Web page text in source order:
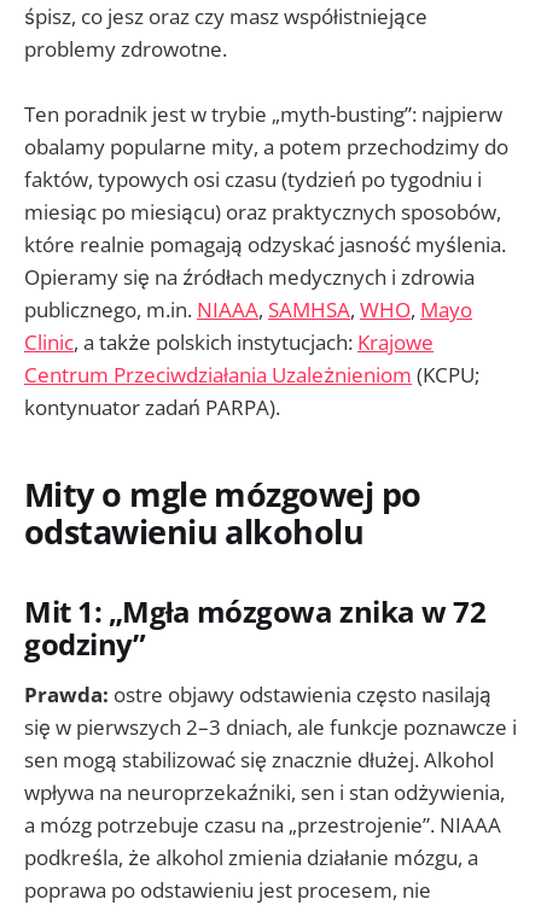
śpisz, co jesz oraz czy masz współistniejące
problemy zdrowotne.
Ten poradnik jest w trybie „myth-busting”: najpierw
obalamy popularne mity, a potem przechodzimy do
faktów, typowych osi czasu (tydzień po tygodniu i
miesiąc po miesiącu) oraz praktycznych sposobów,
które realnie pomagają odzyskać jasność myślenia.
Opieramy się na źródłach medycznych i zdrowia
publicznego, m.in. NIAAA, SAMHSA, WHO, Mayo
Clinic, a także polskich instytucjach: Krajowe
Centrum Przeciwdziałania Uzależnieniom (KCPU;
kontynuator zadań PARPA).
Mity o mgle mózgowej po
odstawieniu alkoholu
Mit 1: „Mgła mózgowa znika w 72
godziny”
Prawda: ostre objawy odstawienia często nasilają
się w pierwszych 2–3 dniach, ale funkcje poznawcze i
sen mogą stabilizować się znacznie dłużej. Alkohol
wpływa na neuroprzekaźniki, sen i stan odżywienia,
a mózg potrzebuje czasu na „przestrojenie”. NIAAA
podkreśla, że alkohol zmienia działanie mózgu, a
poprawa po odstawieniu jest procesem, nie